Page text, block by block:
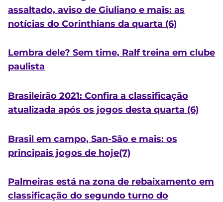
assaltado, aviso de Giuliano e mais: as
notícias do Corinthians da quarta (6)
Lembra dele? Sem time, Ralf treina em clube
paulista
Brasileirão 2021: Confira a classificação
atualizada após os jogos desta quarta (6)
Brasil em campo, San-São e mais: os
principais jogos de hoje(7)
Palmeiras está na zona de rebaixamento em
classificação do segundo turno do